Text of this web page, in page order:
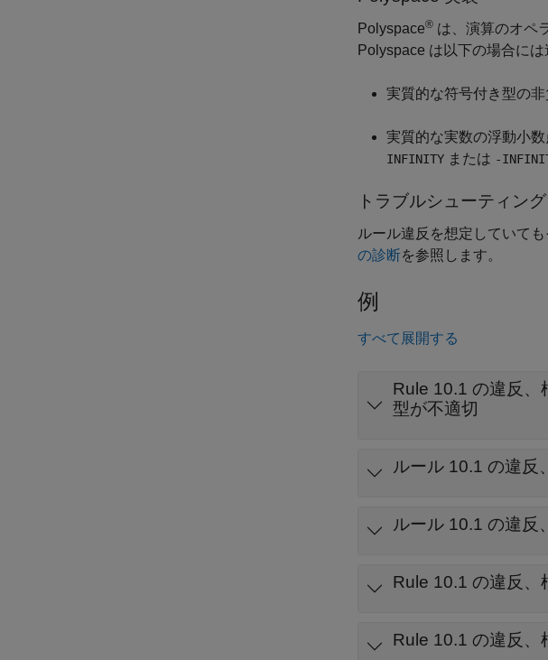
Polyspace® は、演算のオペ
Polyspace は以下の場合には
実質的な符号付き型の
実質的な実数の浮動小
INFINITY または -
トラブルシューティング
ルール違反を想定していて
の診断を参照します。
例
すべて展開する
Rule 10.1 の違反、
型が不適切
ルール 10.1 の違反
ルール 10.1 の違反
Rule 10.1 の違反、
Rule 10.1 の違反、